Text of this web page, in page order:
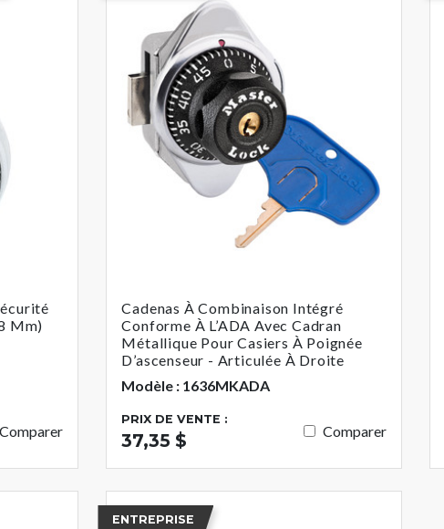
Mm)
Comparer
Cadenas À Combinaison Intégré
Conforme À L’ADA Avec Cadran
Métallique Pour Casiers À Poignée
D’ascenseur - Articulée À Droite
Modèle : 1636MKADA
PRIX DE VENTE :
37,35 $ Comparer
ENTREPRISE